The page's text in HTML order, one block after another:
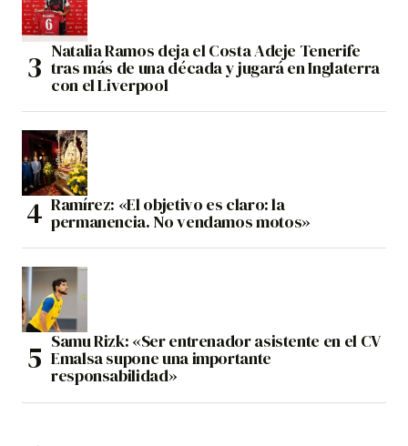
Natalia Ramos deja el Costa Adeje Tenerife
tras más de una década y jugará en Inglaterra
con el Liverpool
Ramírez: «El objetivo es claro: la
permanencia. No vendamos motos»
Samu Rizk: «Ser entrenador asistente en el CV
Emalsa supone una importante
responsabilidad»